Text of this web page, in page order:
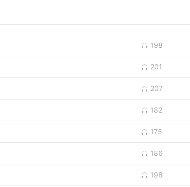
198
201
207
182
175
186
198